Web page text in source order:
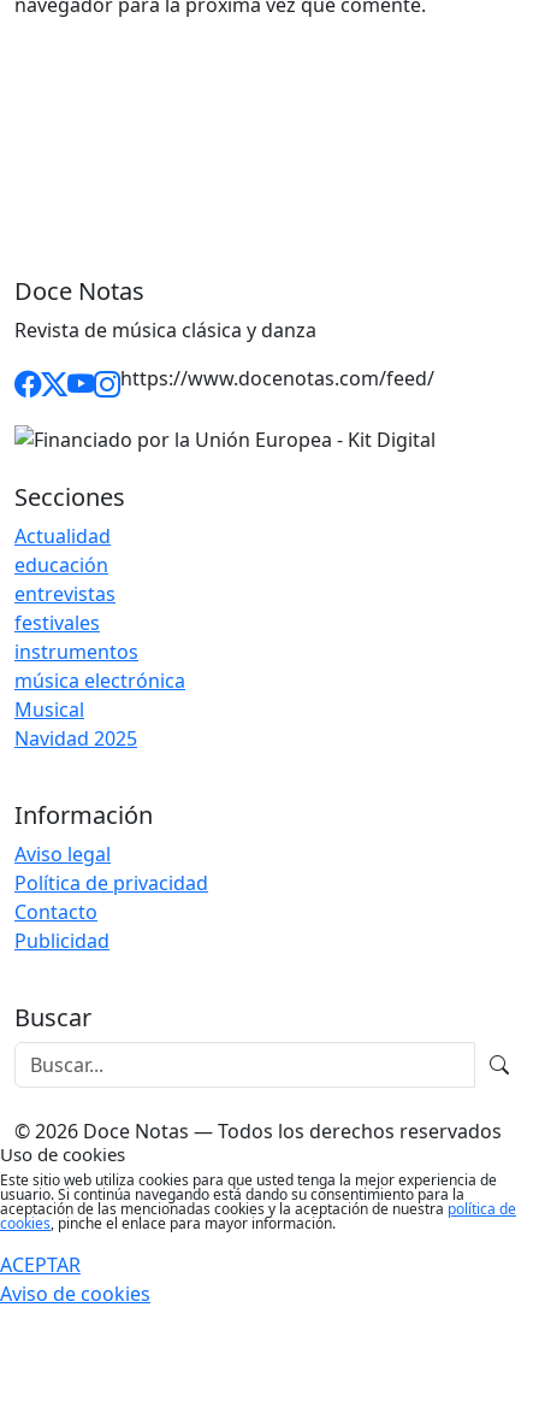
navegador para la próxima vez que comente.
Doce Notas
Revista de música clásica y danza
https://www.docenotas.com/feed/
Secciones
Actualidad
educación
entrevistas
festivales
instrumentos
música electrónica
Musical
Navidad 2025
Información
Aviso legal
Política de privacidad
Contacto
Publicidad
Buscar
© 2026 Doce Notas — Todos los derechos reservados
Uso de cookies
Este sitio web utiliza cookies para que usted tenga la mejor experiencia de
usuario. Si continúa navegando está dando su consentimiento para la
aceptación de las mencionadas cookies y la aceptación de nuestra política de
cookies, pinche el enlace para mayor información.
ACEPTAR
Aviso de cookies